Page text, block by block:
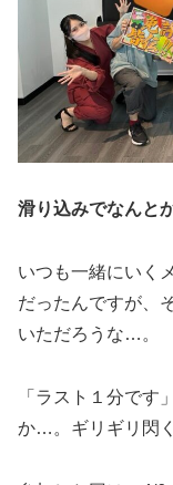
滑り込みでなんと
いつも一緒にいく
だったんですが、
いただろうな…。
「ラスト１分です
か…。ギリギリ閃